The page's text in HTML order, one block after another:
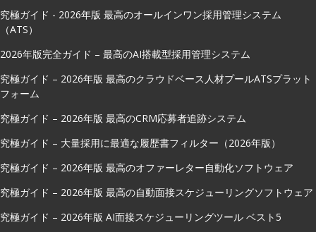
究極ガイド - 2026年版 最高のオールインワン採用管理システム
（ATS）
2026年版完全ガイド – 最高のAI搭載型採用管理システム
究極ガイド – 2026年版 最高のクラウドベース人材プールATSプラット
フォーム
究極ガイド – 2026年版 最高のCRM応募者追跡システム
究極ガイド – 大量採用に最適な履歴書フィルター（2026年版）
究極ガイド – 2026年版 最高のオファーレター自動化ソフトウェア
究極ガイド – 2026年版 最高の自動面接スケジューリングソフトウェア
究極ガイド – 2026年版 AI面接スケジューリングツール ベスト5